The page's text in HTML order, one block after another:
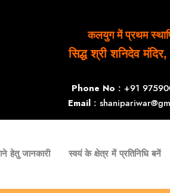
कलयुग में प्रथम
सिद्ध श्री शनिदेव मंदिर,
Phone No : +91
Email :
हेतु जानकारी स्वयं के क्षेत्र में प्रतिनिधि बनें